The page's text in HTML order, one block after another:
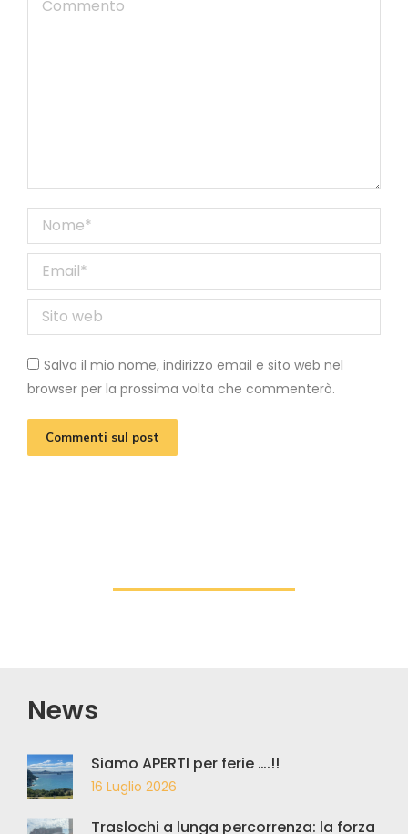
Nome *
Email *
Sito web
Salva il mio nome, indirizzo email e sito web nel
browser per la prossima volta che commenterò.
Commenti sul post
News
Siamo APERTI per ferie ….!!
16 Luglio 2026
Traslochi a lunga percorrenza: la forza